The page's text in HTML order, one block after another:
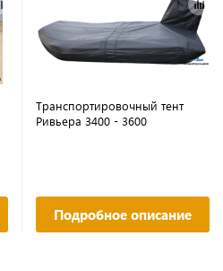
Транспортировочный тент
Ривьера 3400 - 3600
Подробное описание